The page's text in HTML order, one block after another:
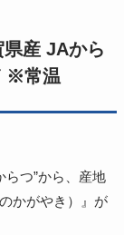
県産 JAから
※常温
らつ”から、産地
かがやき）』が